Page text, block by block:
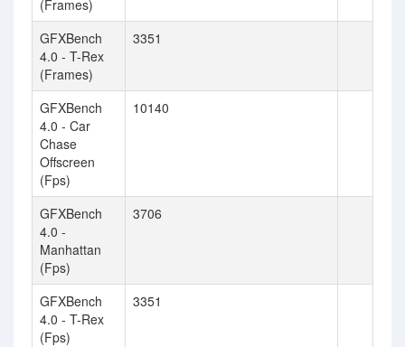
(Frames)
GFXBench
4.0 - T-Rex
(Frames)
3351
GFXBench
4.0 - Car
Chase
Offscreen
(Fps)
10140
GFXBench
4.0 -
Manhattan
(Fps)
3706
GFXBench
4.0 - T-Rex
(Fps)
3351